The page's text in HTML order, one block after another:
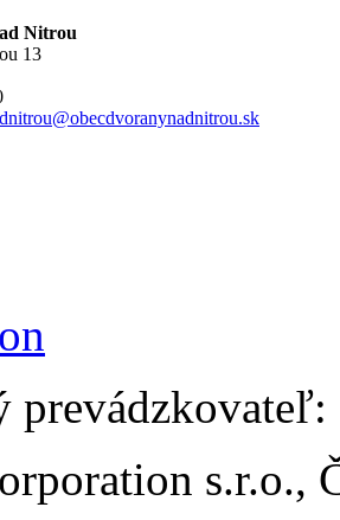
Nitrou
13
prevádzkovateľ:
s.r.o.,